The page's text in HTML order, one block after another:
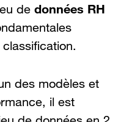
de données RH
des modèles et
il est